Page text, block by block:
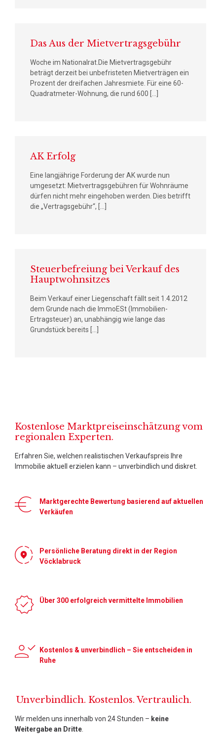
Das Aus der Mietvertragsgebühr
Woche im Nationalrat.Die Mietvertragsgebühr
beträgt derzeit bei unbefristeten Mietverträgen ein
Prozent der dreifachen Jahresmiete. Für eine 60-
Quadratmeter-Wohnung, die rund 600 […]
AK Erfolg
Eine langjährige Forderung der AK wurde nun
umgesetzt: Mietvertragsgebühren für Wohnräume
dürfen nicht mehr eingehoben werden. Dies betrifft
die „Vertragsgebühr“, […]
Steuerbefreiung bei Verkauf des
Hauptwohnsitzes
Beim Verkauf einer Liegenschaft fällt seit 1.4.2012
dem Grunde nach die ImmoESt (Immobilien-
Ertragsteuer) an, unabhängig wie lange das
Grundstück bereits […]
Kostenlose Marktpreiseinschätzung vom
regionalen Experten.
Erfahren Sie, welchen realistischen Verkaufspreis Ihre
Immobilie aktuell erzielen kann – unverbindlich und diskret.
Marktgerechte Bewertung basierend auf aktuellen
Verkäufen
Persönliche Beratung direkt in der Region
Vöcklabruck
Über 300 erfolgreich vermittelte Immobilien
Kostenlos & unverbindlich – Sie entscheiden in
Ruhe
Unverbindlich. Kostenlos. Vertraulich.
Wir melden uns innerhalb von 24 Stunden – keine
Weitergabe an Dritte.